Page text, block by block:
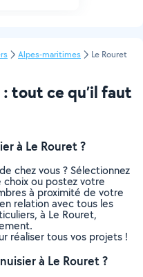
Alpes-maritimes Le Rouret
tout ce qu’il faut
à Le Rouret ?
chez vous ? Sélectionnez
ou postez votre
à proximité de votre
relation avec tous les
à Le Rouret,
réaliser tous vos projets !
à Le Rouret ?